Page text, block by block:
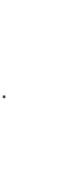
*Обязательно